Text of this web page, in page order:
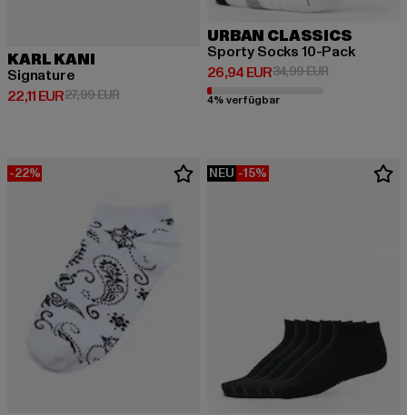
KARL KANI
Signature
22,11 EUR
Derzeitiger Preis: 22,11 EUR
27,99 EURAktionspreis: 27,99 EUR
URBAN CLASSICS
Sporty Socks 10-Pack
26,94 EUR
Derzeitiger Preis: 26,94 EUR
34,99 EURAktionspreis:
4% verfügbar
-22% NEU -15%